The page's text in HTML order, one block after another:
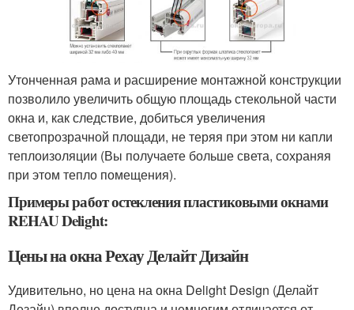
Утонченная рама и расширение монтажной конструкции
позволило увеличить общую площадь стекольной части
окна и, как следствие, добиться увеличения
светопрозрачной площади, не теряя при этом ни капли
теплоизоляции (Вы получаете больше света, сохраняя
при этом тепло помещения).
Примеры работ остекления пластиковыми окнами
REHAU Delight:
Цены на окна Рехау Делайт Дизайн
Удивительно, но цена на окна Delight Design (Делайт